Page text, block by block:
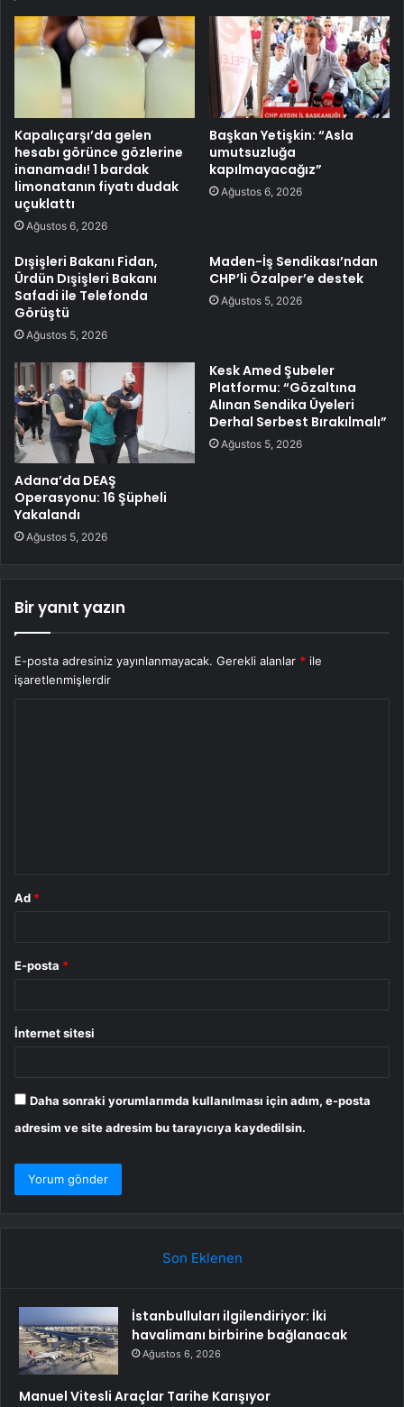
Kapalıçarşı’da gelen
hesabı görünce gözlerine
inanamadı! 1 bardak
limonatanın fiyatı dudak
uçuklattı
Ağustos 6, 2026
Başkan Yetişkin: “Asla
umutsuzluğa
kapılmayacağız”
Ağustos 6, 2026
Dışişleri Bakanı Fidan,
Ürdün Dışişleri Bakanı
Safadi ile Telefonda
Görüştü
Ağustos 5, 2026
Maden-İş Sendikası’ndan
CHP’li Özalper’e destek
Ağustos 5, 2026
Adana’da DEAŞ
Operasyonu: 16 Şüpheli
Yakalandı
Ağustos 5, 2026
Kesk Amed Şubeler
Platformu: “Gözaltına
Alınan Sendika Üyeleri
Derhal Serbest Bırakılmalı”
Ağustos 5, 2026
Bir yanıt yazın
E-posta adresiniz yayınlanmayacak. Gerekli alanlar * ile
işaretlenmişlerdir
Ad *
E-posta *
İnternet sitesi
Daha sonraki yorumlarımda kullanılması için adım, e-posta
adresim ve site adresim bu tarayıcıya kaydedilsin.
Son Eklenen
İstanbulluları ilgilendiriyor: İki
havalimanı birbirine bağlanacak
Ağustos 6, 2026
Manuel Vitesli Araçlar Tarihe Karışıyor